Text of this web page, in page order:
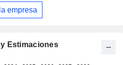
normativo y arrendamiento a
propietarios de vagones en
automovilístico y sostenibles, y
de software y servicios que
empresa
Estimaciones